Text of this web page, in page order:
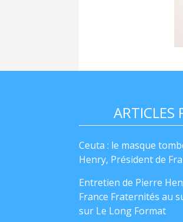
ARTICLES
Ceuta : le masque
Henry, Président de
Entretien de Pierre
France Fraternités au
sur Le Long Format